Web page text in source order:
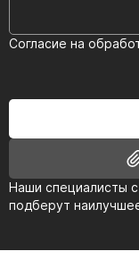
Наши специалисты
подберут
Согласие на